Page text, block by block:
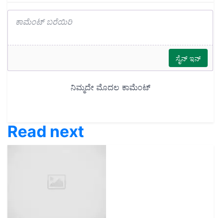
Read next